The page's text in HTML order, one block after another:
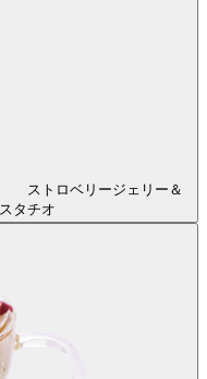
ストロベリージェリー＆
タチオ